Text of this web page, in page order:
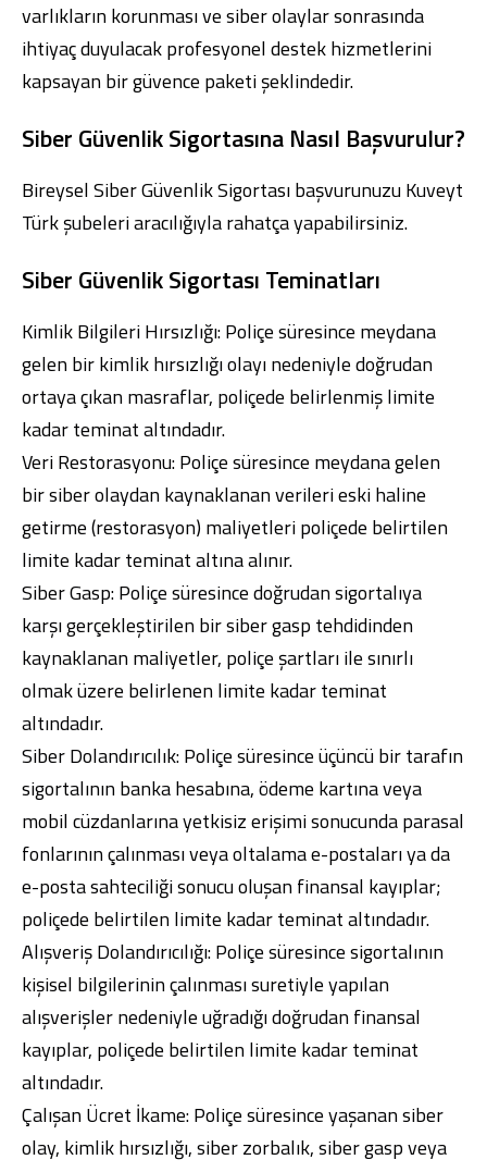
varlıkların korunması ve siber olaylar sonrasında
ihtiyaç duyulacak profesyonel destek hizmetlerini
kapsayan bir güvence paketi şeklindedir.
Siber Güvenlik Sigortasına Nasıl Başvurulur?
Bireysel Siber Güvenlik Sigortası başvurunuzuKuveyt
Türk şubeleriaracılığıyla rahatça yapabilirsiniz.
Siber Güvenlik Sigortası Teminatları
Kimlik Bilgileri Hırsızlığı: Poliçe süresince meydana
gelen bir kimlik hırsızlığı olayı nedeniyle doğrudan
ortaya çıkan masraflar, poliçede belirlenmiş limite
kadar teminat altındadır.
Veri Restorasyonu: Poliçe süresince meydana gelen
bir siber olaydan kaynaklanan verileri eski haline
getirme (restorasyon) maliyetleri poliçede belirtilen
limite kadar teminat altına alınır.
Siber Gasp: Poliçe süresince doğrudan sigortalıya
karşı gerçekleştirilen bir siber gasp tehdidinden
kaynaklanan maliyetler, poliçe şartları ile sınırlı
olmak üzere belirlenen limite kadar teminat
altındadır.
Siber Dolandırıcılık: Poliçe süresince üçüncü bir tarafın
sigortalının banka hesabına, ödeme kartına veya
mobil cüzdanlarına yetkisiz erişimi sonucunda parasal
fonlarının çalınması veya oltalama e-postaları ya da
e-posta sahteciliği sonucu oluşan finansal kayıplar;
poliçede belirtilen limite kadar teminat altındadır.
Alışveriş Dolandırıcılığı: Poliçe süresince sigortalının
kişisel bilgilerinin çalınması suretiyle yapılan
alışverişler nedeniyle uğradığı doğrudan finansal
kayıplar, poliçede belirtilen limite kadar teminat
altındadır.
Çalışan Ücret İkame: Poliçe süresince yaşanan siber
olay, kimlik hırsızlığı, siber zorbalık, siber gasp veya